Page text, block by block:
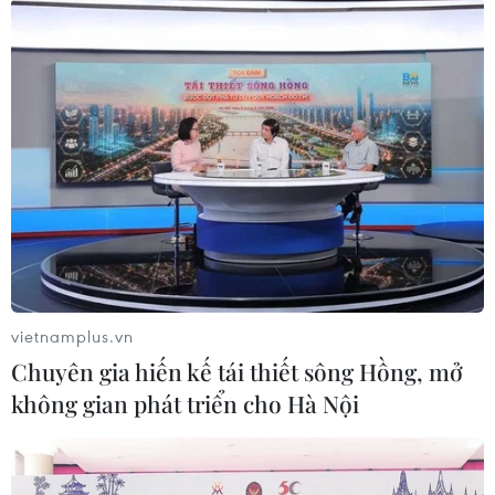
(chiếm 47-48%) so với kế hoạch đề ra đến năm
Tuyến đường bộ cao tốc Phan Thiết - Dầu Giây, đoạn qua tỉnh
Bình Thuận chính thức đưa vào sử dụng. (Ảnh: Dương
Giang/TTXVN)
vietnamplus.vn
Chuyên gia hiến kế tái thiết sông Hồng, mở
không gian phát triển cho Hà Nội